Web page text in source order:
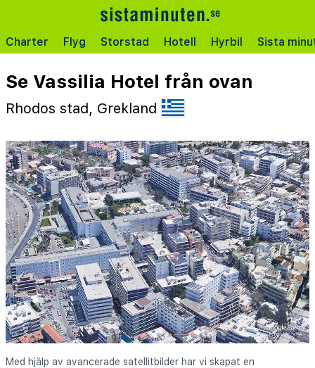
Charter Flyg Storstad Hotell Hyrbil Sista
Se Vassilia Hotel från ovan
Rhodos stad, Grekland
Med hjälp av avancerade satellitbilder har vi skapat en